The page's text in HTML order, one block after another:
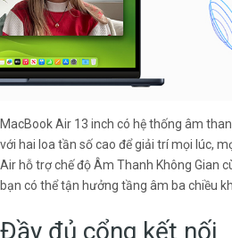
MacBook Air 13 inch có hệ thống âm
với hai loa tần số cao để giải trí mọi lúc,
Air hỗ trợ chế độ Âm Thanh Không Gian
bạn có thể tận hưởng tầng âm ba chiều
Đầy đủ cổng kết nối